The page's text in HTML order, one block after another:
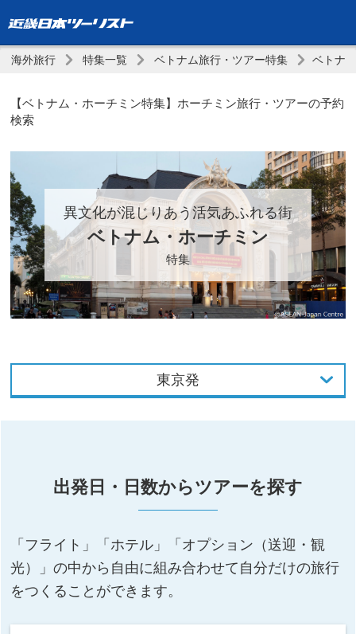
海外旅行 特集一覧 ベトナム旅行・ツアー特集 ベトナ
【ベトナム・ホーチミン特集】ホーチミン旅行・ツアーの予約
検索
異文化が混じりあう活気あふれる街
ベトナム・ホーチミン
特集
東京発
名古屋発
出発日・日数からツアーを探す
「フライト」「ホテル」「オプション（送迎・観
光）」の中から自由に組み合わせて自分だけの旅行
をつくることができます。